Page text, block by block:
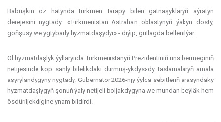
Babuşkin öz hatynda türkmen tarapy bilen gatnaşyklaryň aýratyn
derejesini nygtady: «Türkmenistan Astrahan oblastynyň ýakyn dosty,
goňşusy we ygtybarly hyzmatdaşydyr» - diýip, gutlagda bellenilýär.
Ol hyzmatdaşlyk ýyllarynda Türkmenistanyň Prezidentiniň üns bermeginiň
netijesinde köp sanly bilelikdäki durmuş-ykdysady taslamalaryň amala
aşyrylandygyny nygtady. Gubernator 2026-njy ýylda sebitleriň arasyndaky
hyzmatdaşlygyň şonuň ýaly netijeli boljakdygyna we mundan beýläk hem
ösdüriljekdigine ynam bildirdi.